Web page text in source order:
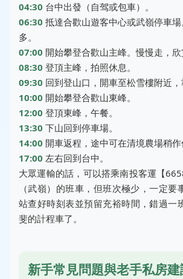
04:30 台中出發（自驾或包車）。
06:30 抵達合歡山遊客中心或武嶺停車
多。
07:00 開始攀登合歡山主峰。慢慢走，欣
08:30 登頂主峰，拍照休息。
09:30 回到登山口，開車至松雪樓附近，
10:00 開始攀登合歡山東峰。
12:00 登頂東峰，午餐。
13:30 下山回到停車場。
14:00 開車返程，途中可在清境農場稍作
17:00 左右回到台中。
大眾運輸的話，可以搭乘南投客運【
（武嶺）的班車，但班次極少，一定要
站查好時刻表並預留充裕時間，錯過一
斐的計程車了。
新手常見問題與老手私房